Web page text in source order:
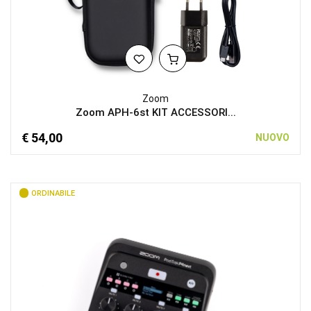
Zoom
Zoom APH-6st KIT ACCESSORI...
€ 54,00 NUOVO
ORDINABILE